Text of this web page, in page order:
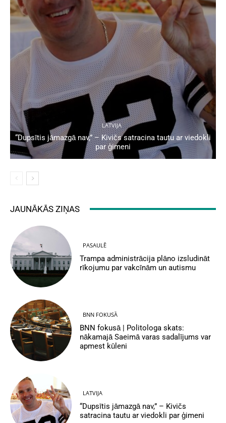
LATVIJA
“Dupsītis jāmazgā nav,” – Kivičs satracina tautu ar viedokli
par ģimeni
JAUNĀKĀS ZIŅAS
PASAULĒ
Trampa administrācija plāno izsludināt
rīkojumu par vakcīnām un autismu
BNN FOKUSĀ
BNN fokusā | Politologa skats:
nākamajā Saeimā varas sadalījums var
apmest kūleni
LATVIJA
“Dupsītis jāmazgā nav,” – Kivičs
satracina tautu ar viedokli par ģimeni